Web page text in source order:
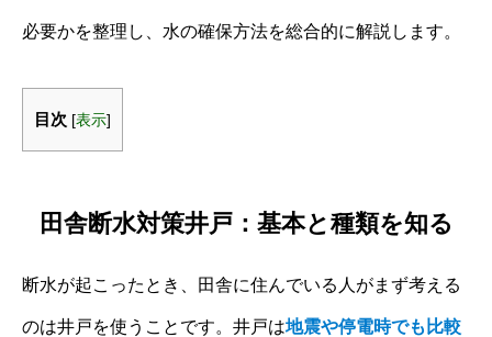
必要かを整理し、水の確保方法を総合的に解説します。
目次 [表示]
田舎断水対策井戸：基本と種類を知る
断水が起こったとき、田舎に住んでいる人がまず考える
のは井戸を使うことです。井戸は地震や停電時でも比較